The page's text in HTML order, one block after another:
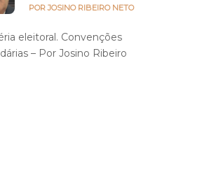
POR JOSINO RIBEIRO NETO
eleitoral. Convenções
– Por Josino Ribeiro